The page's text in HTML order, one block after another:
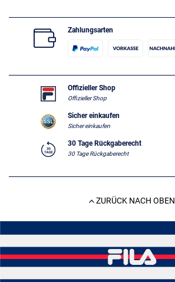
Zahlungsarten
Offizieller Shop
Offizieller Shop
Sicher einkaufen
Sicher einkaufen
30 Tage Rückgaberecht
30 Tage Rückgaberecht
ZURÜCK NACH OBEN